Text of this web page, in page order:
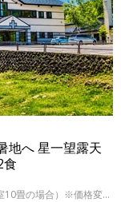
地へ 星一望露天
食
8/25、26、31（夏休み期間をピックアップ／東館和室10畳の場合）※価格変動制、表示料金は7/29 9時時点